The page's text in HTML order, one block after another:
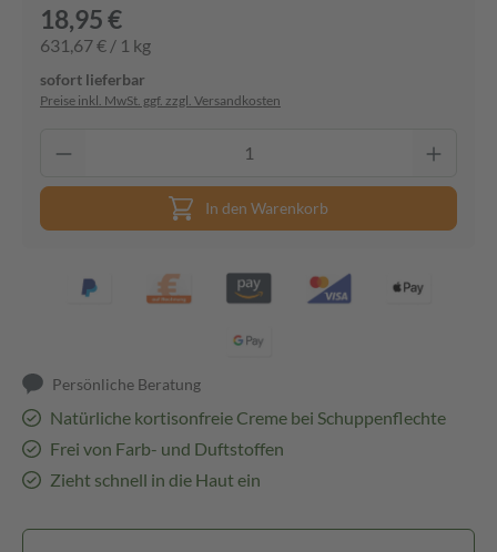
18,95 €
631,67 € / 1 kg
sofort lieferbar
Preise inkl. MwSt. ggf. zzgl. Versandkosten
In den Warenkorb
Persönliche Beratung
Natürliche kortisonfreie Creme bei Schuppenflechte
Frei von Farb- und Duftstoffen
Zieht schnell in die Haut ein